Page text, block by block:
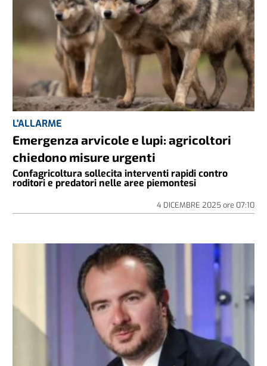
L'ALLARME
Emergenza arvicole e lupi: agricoltori
chiedono misure urgenti
Confagricoltura sollecita interventi rapidi contro
roditori e predatori nelle aree piemontesi
4 DICEMBRE 2025ore 07:10